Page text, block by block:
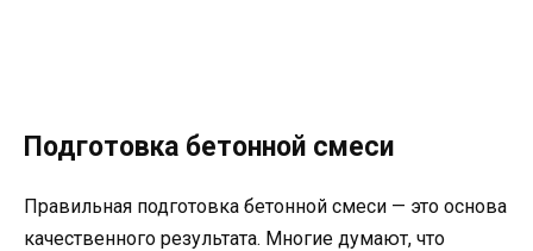
Подготовка бетонной смеси
Правильная подготовка бетонной смеси — это основа
качественного результата. Многие думают, что